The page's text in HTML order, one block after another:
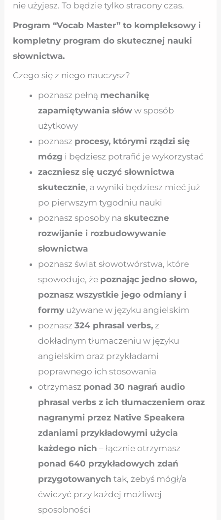
nie użyjesz. To będzie tylko stracony czas.
Program “Vocab Master” to kompleksowy i
kompletny program do skutecznej nauki
słownictwa.
Czego się z niego nauczysz?
poznasz pełną mechanikę
zapamiętywania słów w sposób
użytkowy
poznasz procesy, którymi rządzi się
mózg i będziesz potrafić je wykorzystać
zaczniesz się uczyć słownictwa
skutecznie, a wyniki będziesz mieć już
po pierwszym tygodniu nauki
poznasz sposoby naskuteczne
rozwijanie i rozbudowywanie
słownictwa
poznasz świat słowotwórstwa, które
spowoduje, że poznając jedno słowo,
poznasz wszystkie jego odmiany i
formy używane w języku angielskim
poznasz324 phrasal verbs, z
dokładnym tłumaczeniu w języku
angielskim oraz przykładami
poprawnego ich stosowania
otrzymasz ponad 30 nagrań audio
phrasal verbs z ich tłumaczeniem oraz
nagranymi przez Native Speakera
zdaniami przykładowymi użycia
każdego nich – łącznie otrzymasz
ponad 640 przykładowych zdań
przygotowanych tak, żebyś mógł/a
ćwiczyć przy każdej możliwej
sposobności